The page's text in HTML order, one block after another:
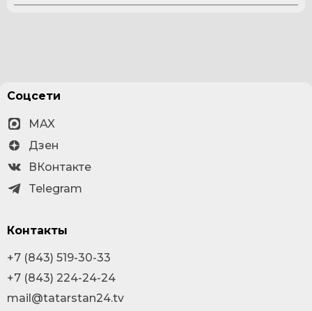
Соцсети
MAX
Дзен
ВКонтакте
Telegram
Контакты
+7 (843) 519-30-33
+7 (843) 224-24-24
mail@tatarstan24.tv